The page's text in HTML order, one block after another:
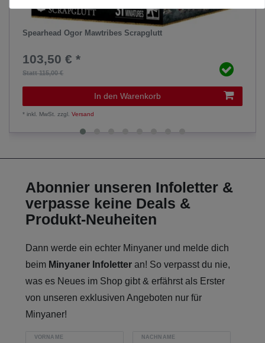
Spearhead Ogor Mawtribes Scrapglutt
Statt 115,00 €
103,50 € *
In den Warenkorb
*inkl. MwSt. zzgl.Versand
Abonnier unseren Infoletter &
verpasse keine Deals &
Produkt-Neuheiten
Dann werde ein echter Minyaner und melde dich
beim Minyaner Infoletter an! So verpasst du nie,
was es Neues im Shop gibt & erfährst als Erster
von unseren exklusiven Angeboten nur für
Minyaner!
VORNAME NACHNAME